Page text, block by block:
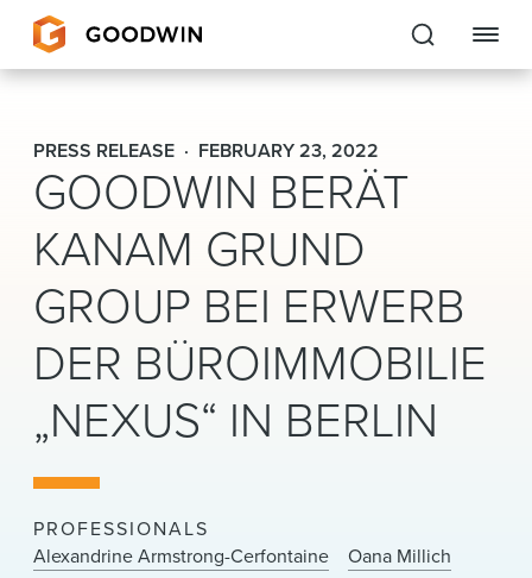
Goodwin
EXPERTISE
PEOPLE
CAREERS
INSIGHTS & RESOURCES
About Us
Locations
News & Events
PRESS RELEASE FEBRUARY 23, 2022
GOODWIN BERÄT
KANAM GRUND
GROUP BEI ERWERB
DER BÜROIMMOBILIE
„NEXUS“ IN BERLIN
PROFESSIONALS
Alexandrine Armstrong-Cerfontaine
Oana Millich